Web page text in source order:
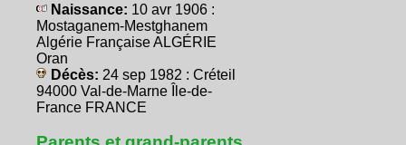
Naissance: 10 avr 1906 :
Mostaganem-Mestghanem
Algérie Française ALGÉRIE
Oran
Décès: 24 sep 1982 : Créteil
94000 Val-de-Marne Île-de-
France FRANCE